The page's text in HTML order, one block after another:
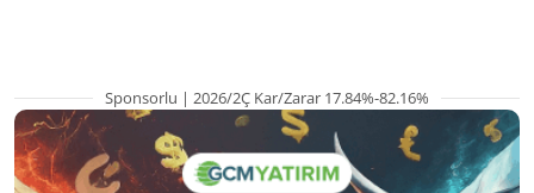
Sponsorlu | 2026/2Ç Kar/Zarar 17.84%-82.16%